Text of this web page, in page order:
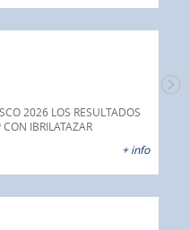
2026 LOS RESULTADOS
IBRILATAZAR
+ info